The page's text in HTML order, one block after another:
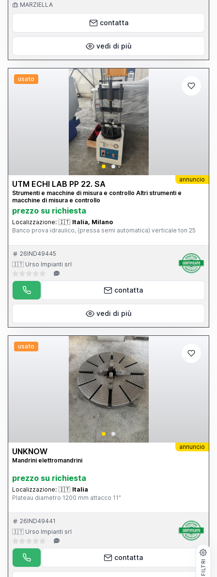
MARZIELLA
contatta
vedi di più
usato
annuncio
UTM ECHI LAB PP 22. SA
Strumenti e macchine di misura e controllo Altri strumenti e
macchine di misura e controllo
prezzo su richiesta
Localizzazione: 🇮🇹 Italia, Milano
Banco prova idraulico, (pressa semi automatica) verticale ton 25
26IND49445
🇮🇹 Urso Impianti srl
contatta
vedi di più
usato
annuncio
UNKNOW
Mandrini elettromandrini
prezzo su richiesta
Localizzazione: 🇮🇹 Italia
Plateau diametro 1200 mm attacco 11”
26IND49441
🇮🇹 Urso Impianti srl
contatta
FILTRI